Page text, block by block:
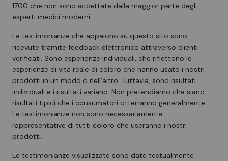
1700 che non sono accettate dalla maggior parte degli
esperti medici moderni.
Le testimonianze che appaiono su questo sito sono
ricevute tramite feedback elettronico attraverso clienti
verificati. Sono esperienze individuali, che riflettono le
esperienze di vita reale di coloro che hanno usato i nostri
prodotti in un modo o nell'altro. Tuttavia, sono risultati
individuali e i risultati variano. Non pretendiamo che siano
risultati tipici che i consumatori otterranno generalmente.
Le testimonianze non sono necessariamente
rappresentative di tutti coloro che useranno i nostri
prodotti.
Le testimonianze visualizzate sono date testualmente